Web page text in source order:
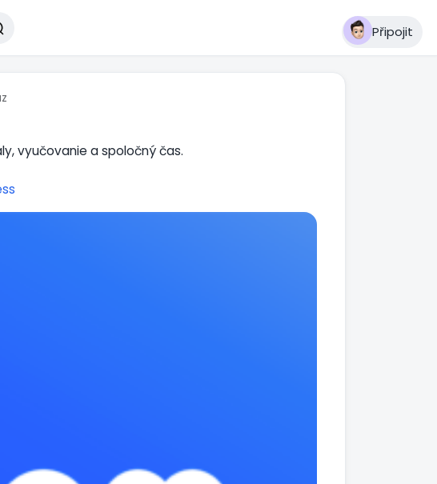
Připojit
vyučovanie a spoločný čas.